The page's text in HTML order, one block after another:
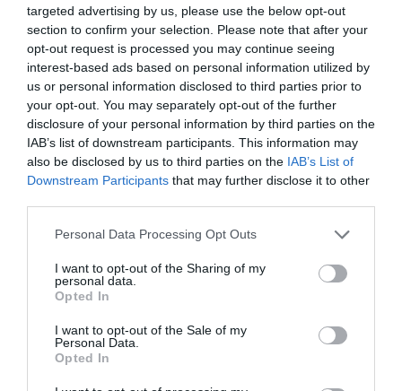
targeted advertising by us, please use the below opt-out
section to confirm your selection. Please note that after your
opt-out request is processed you may continue seeing
interest-based ads based on personal information utilized by
us or personal information disclosed to third parties prior to
your opt-out. You may separately opt-out of the further
disclosure of your personal information by third parties on the
IAB’s list of downstream participants. This information may
also be disclosed by us to third parties on the IAB’s List of
Downstream Participants that may further disclose it to other
Personal Data Processing Opt Outs
I want to opt-out of the Sharing of my
personal data.
Opted In
I want to opt-out of the Sale of my
Personal Data.
Opted In